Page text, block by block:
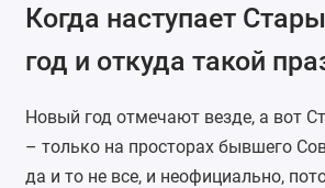
Когда наступает
год и откуда такой
Новый год отмечают везде, а вот
– только на просторах бывшего
да и то не все, и неофициально,